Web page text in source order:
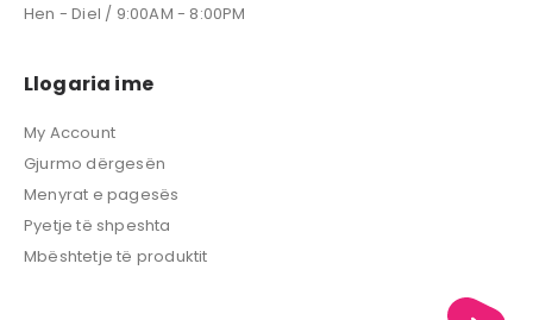
Hen - Diel / 9:00AM - 8:00PM
Llogaria ime
My Account
Gjurmo dërgesën
Menyrat e pagesës
Pyetje të shpeshta
Mbështetje të produktit